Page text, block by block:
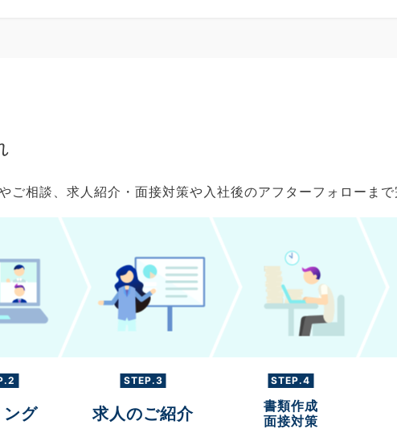
ご相談、求人紹介・面接対策や入社後のアフターフォローま
ング
STEP.3
求人のご紹介
STEP.4
書類作成
面接対策